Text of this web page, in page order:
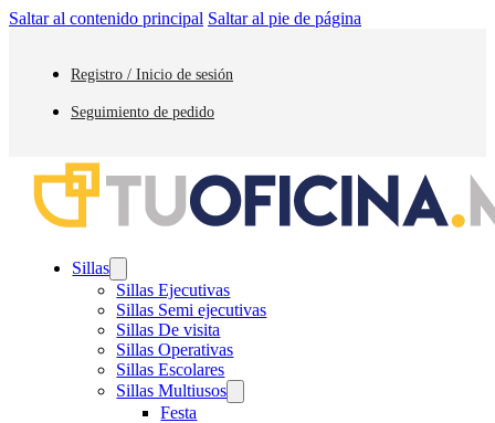
Saltar al contenido principal Saltar al pie de página
Registro / Inicio de sesión
Seguimiento de pedido
Sillas
Sillas Ejecutivas
Sillas Semi ejecutivas
Sillas De visita
Sillas Operativas
Sillas Escolares
Sillas Multiusos
Festa